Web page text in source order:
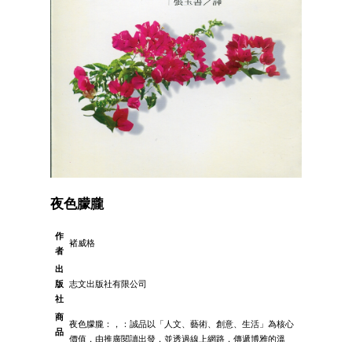
夜色朦朧
作
者
褚威格
出
版
社
志文出版社有限公司
商
品
夜色朦朧：，：誠品以「人文、藝術、創意、生活」為核心
價值，由推廣閱讀出發，並透過線上網路，傳遞博雅的溫